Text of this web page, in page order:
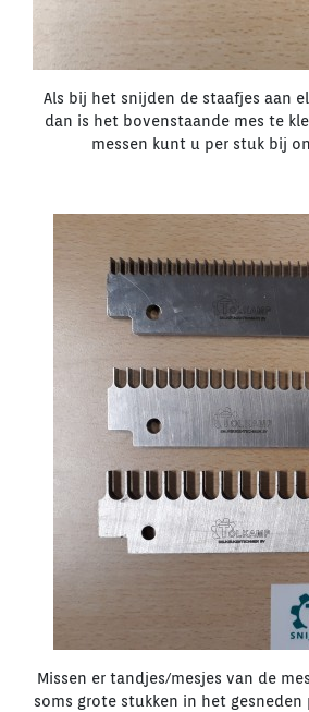
Als bij het snijden de staafjes aan
dan is het bovenstaande mes te
messen kunt u per stuk bij
Missen er tandjes/mesjes van de
soms grote stukken in het gesneden